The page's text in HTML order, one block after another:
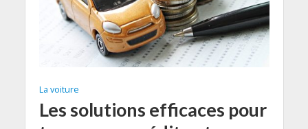
La voiture
Les solutions efficaces pour